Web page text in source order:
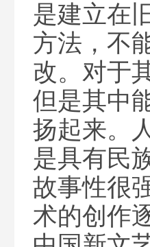
是建立在
方法，不
改。对于
但是其中
扬起来。
是具有民
故事性很
术的创作